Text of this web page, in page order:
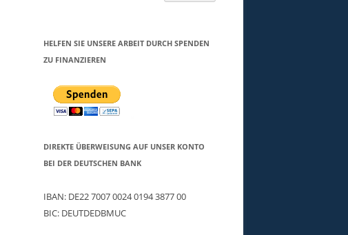
HELFEN SIE UNSERE ARBEIT DURCH SPENDEN
ZU FINANZIEREN
DIREKTE ÜBERWEISUNG AUF UNSER KONTO
BEI DER DEUTSCHEN BANK
IBAN: DE22 7007 0024 0194 3877 00
BIC: DEUTDEDBMUC